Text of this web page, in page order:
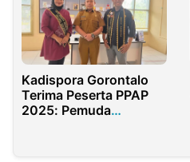
Kadispora Gorontalo
Terima Peserta PPAP
2025: Pemuda